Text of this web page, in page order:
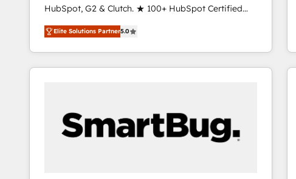
HubSpot, G2 & Clutch. ★ 100+ HubSpot Certified
Experts & Trainers across the team ★ 1,500+
implementations across five continents ★ AI-First,
RevOps-led, Onboarding obsessed ★ Company of
the Year 2024/25 INSIDEA helps growing companies
workflows that drive adoption from week one, in
your time zone. What we do ➤ Onboarding: Live in
weeks, with workflows built around your business,
Elite Solutions Partner5.0